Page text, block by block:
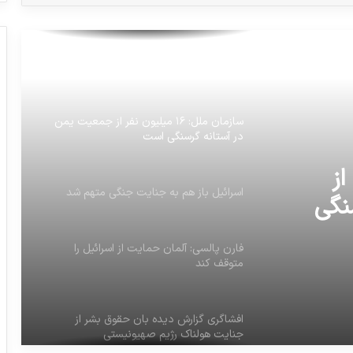
از
سازمان ملل: ۱۶ میلیون نفر از جمعیت یمن
در آستانه گرسنگی است
اسرائیل باز هم به جنایت جنگی متهم شد
فارن پالسی: آلمان حمایت از اسرائیل را
متوقف کند
افشاگری گزارش دیده بان حقوق بشر از
جنایت هولناک رژیم صهیونیستی